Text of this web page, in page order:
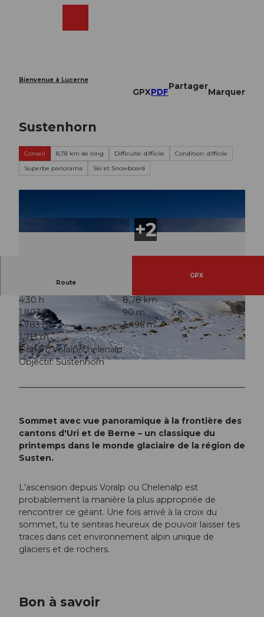
Bienvenue à Lucerne
GPXPDF
Partager
Marquer
Sustenhorn
Conseil 8,78 km de long Difficulté: difficile
Condition: difficile
Superbe panorama
Ski et Snowboard
© Andermatt-Urserntal Tourismus GmbH, Ferienregion Andermatt
© Andermatt-Urserntal Tourismus GmbH, Ferie
nregion Andermatt
© Andermatt-Urserntal Tourismus GmbH, Ferie
nregion Andermatt
Route
GPX
4:30 h
8,78 km
1.803 m
90 m
1.783 m
3.496 m
1.713 m
Départ: Voralp/Chelenalp
Objectif: Sustenhorn
Sommet avec vue panoramique à la frontière des
cantons d'Uri et de Berne – un classique du
printemps dans le monde glaciaire de la région de
Susten.
L'ascension depuis Voralp ou Chelenalp est
probablement la manière la plus appropriée de
rencontrer ce géant. Une fois arrivé à la croix du
sommet, tu te sentiras heureux de pouvoir laisser tes
traces dans cet environnement alpin unique de
glaciers et de rochers.
Bon à savoir